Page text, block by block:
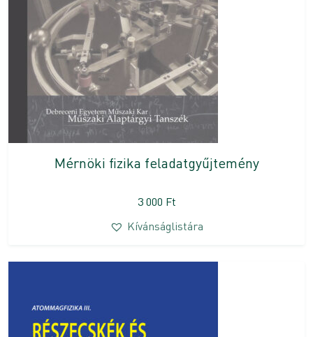
Mérnöki fizika feladatgyűjtemény
3 000 Ft
Kívánságlistára